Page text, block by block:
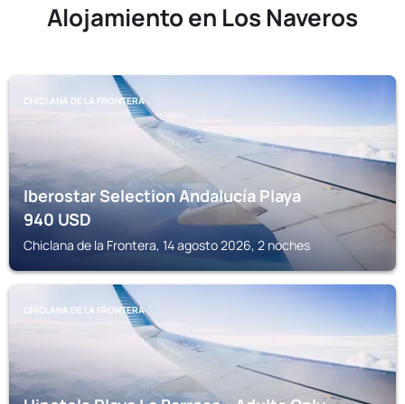
Alojamiento en Los Naveros
CHICLANA DE LA FRONTERA
Iberostar Selection Andalucía Playa
940USD
Chiclana de la Frontera, 14 agosto 2026, 2 noches
CHICLANA DE LA FRONTERA